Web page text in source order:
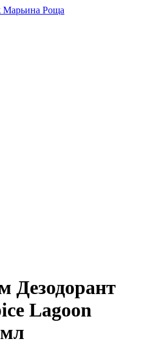
Дезодорант
Lagoon